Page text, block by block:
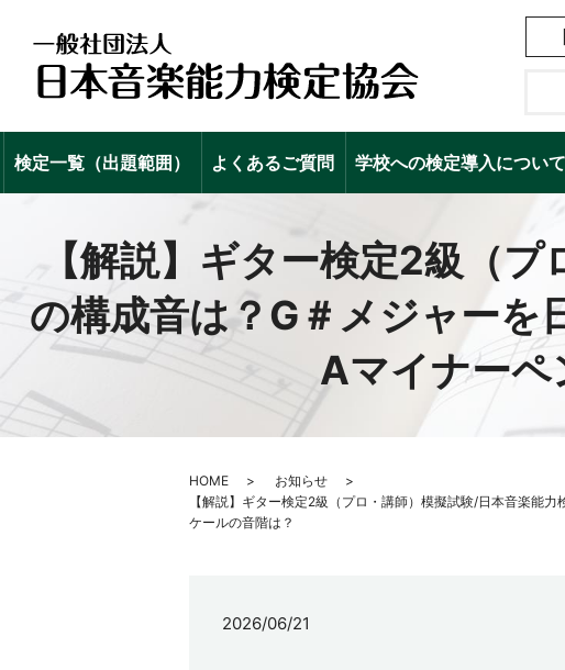
検定一覧（出題範囲） よくあるご質問 学校への検定導入について
【解説】ギター検定2級（
の構成音は？G＃メジャーを
Aマイナーペ
HOME
お知らせ
【解説】ギター検定2級（プロ・講師）模擬試験/日本音楽能
ケールの音階は？
2026/06/21